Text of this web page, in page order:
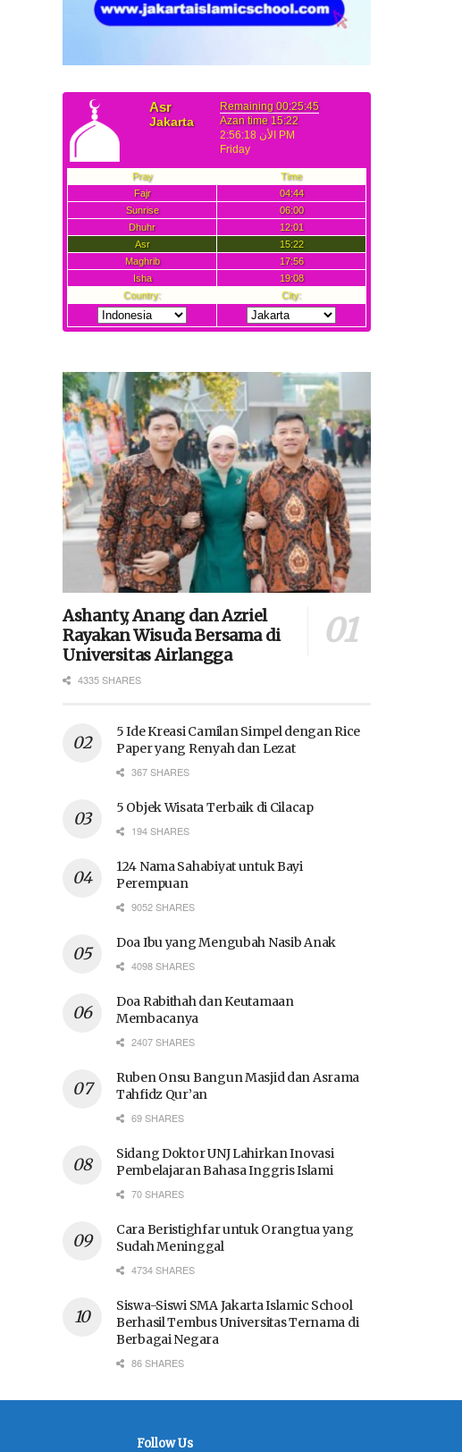
Ashanty, Anang dan Azriel
Rayakan Wisuda Bersama di
Universitas Airlangga
4335 SHARES
5 Ide Kreasi Camilan Simpel dengan Rice
Paper yang Renyah dan Lezat
367 SHARES
5 Objek Wisata Terbaik di Cilacap
194 SHARES
124 Nama Sahabiyat untuk Bayi
Perempuan
9052 SHARES
Doa Ibu yang Mengubah Nasib Anak
4098 SHARES
Doa Rabithah dan Keutamaan
Membacanya
2407 SHARES
Ruben Onsu Bangun Masjid dan Asrama
Tahfidz Qur’an
69 SHARES
Sidang Doktor UNJ Lahirkan Inovasi
Pembelajaran Bahasa Inggris Islami
70 SHARES
Cara Beristighfar untuk Orangtua yang
Sudah Meninggal
4734 SHARES
Siswa-Siswi SMA Jakarta Islamic School
Berhasil Tembus Universitas Ternama di
Berbagai Negara
86 SHARES
Follow Us